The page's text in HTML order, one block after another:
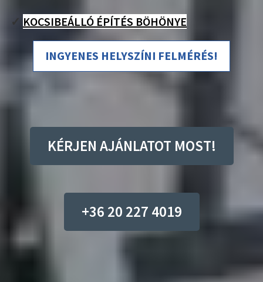
✓ KOCSIBEÁLLÓ ÉPÍTÉS BÖHÖNYE
INGYENES HELYSZÍNI FELMÉRÉS!
KÉRJEN AJÁNLATOT MOST!
+36 20 227 4019